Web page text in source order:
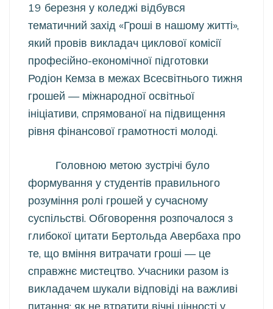
19 березня у коледжі відбувся
тематичний захід «Гроші в нашому житті»,
який провів викладач циклової комісії
професійно-економічної підготовки
Родіон Кемза в межах Всесвітнього тижня
грошей — міжнародної освітньої
ініціативи, спрямованої на підвищення
рівня фінансової грамотності молоді.
Головною метою зустрічі було
формування у студентів правильного
розуміння ролі грошей у сучасному
суспільстві. Обговорення розпочалося з
глибокої цитати Бертольда Авербаха про
те, що вміння витрачати гроші — це
справжнє мистецтво. Учасники разом із
викладачем шукали відповіді на важливі